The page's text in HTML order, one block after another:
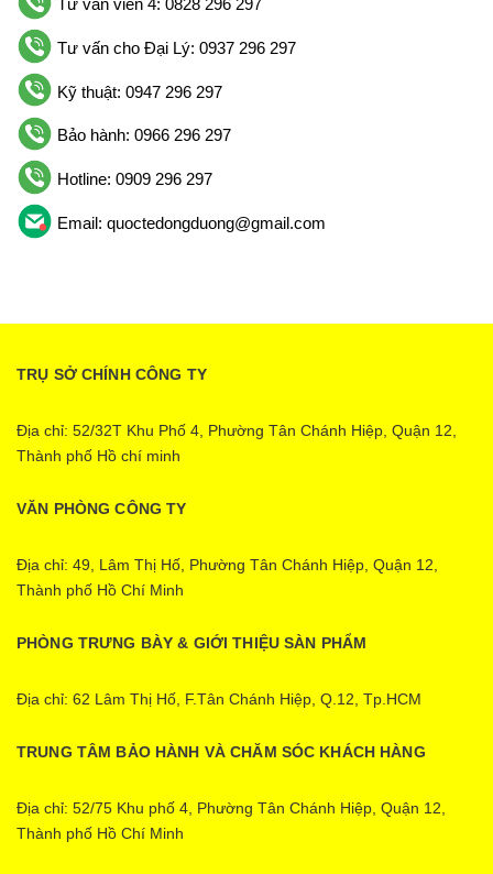
Tư vấn viên 4: 0828 296 297
Tư vấn cho Đại Lý: 0937 296 297
Kỹ thuật: 0947 296 297
Bảo hành: 0966 296 297
Hotline: 0909 296 297
Email: quoctedongduong@gmail.com
TRỤ SỞ CHÍNH CÔNG TY
Địa chỉ: 52/32T Khu Phố 4, Phường Tân Chánh Hiệp, Quận 12,
Thành phố Hồ chí minh
VĂN PHÒNG CÔNG TY
Địa chỉ: 49, Lâm Thị Hố, Phường Tân Chánh Hiệp, Quận 12,
Thành phố Hồ Chí Minh
PHÒNG TRƯNG BÀY & GIỚI THIỆU SÀN PHẨM
Địa chỉ: 62 Lâm Thị Hố, F.Tân Chánh Hiệp, Q.12, Tp.HCM
TRUNG TÂM BẢO HÀNH VÀ CHĂM SÓC KHÁCH HÀNG
Địa chỉ: 52/75 Khu phố 4, Phường Tân Chánh Hiệp, Quận 12,
Thành phố Hồ Chí Minh